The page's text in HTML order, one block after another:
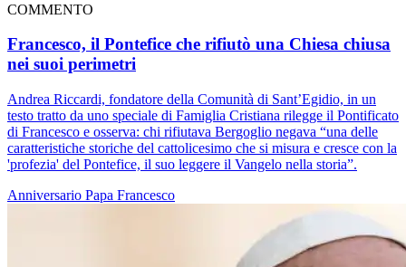
COMMENTO
Francesco, il Pontefice che rifiutò una Chiesa chiusa
nei suoi perimetri
Andrea Riccardi, fondatore della Comunità di Sant’Egidio, in un
testo tratto da uno speciale di Famiglia Cristiana rilegge il Pontificato
di Francesco e osserva: chi rifiutava Bergoglio negava “una delle
caratteristiche storiche del cattolicesimo che si misura e cresce con la
'profezia' del Pontefice, il suo leggere il Vangelo nella storia”.
Anniversario Papa Francesco